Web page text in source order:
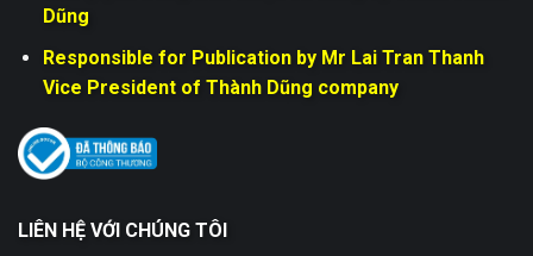
Dũng
Responsible for Publication by Mr Lai Tran Thanh
Vice President of Thành Dũng company
LIÊN HỆ VỚI CHÚNG TÔI